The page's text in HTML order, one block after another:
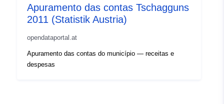
Apuramento das contas Tschagguns
2011 (Statistik Austria)
opendataportal.at
Apuramento das contas do município — receitas e
despesas